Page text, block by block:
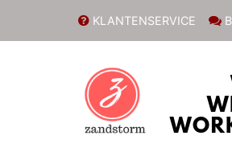
KLANTENSERVICE